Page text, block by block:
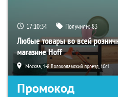
17:10:33 Получили:83
Любые товары во всей
магазине Hoff
Москва, 1-й Волоколамский проезд, 10с1
Промокод